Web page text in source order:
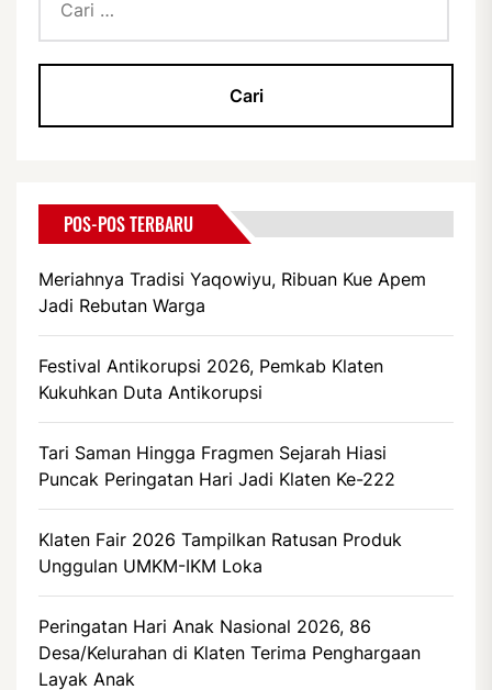
untuk:
POS-POS TERBARU
Meriahnya Tradisi Yaqowiyu, Ribuan Kue Apem
Jadi Rebutan Warga
Festival Antikorupsi 2026, Pemkab Klaten
Kukuhkan Duta Antikorupsi
Tari Saman Hingga Fragmen Sejarah Hiasi
Puncak Peringatan Hari Jadi Klaten Ke-222
Klaten Fair 2026 Tampilkan Ratusan Produk
Unggulan UMKM-IKM Loka
Peringatan Hari Anak Nasional 2026, 86
Desa/Kelurahan di Klaten Terima Penghargaan
Layak Anak